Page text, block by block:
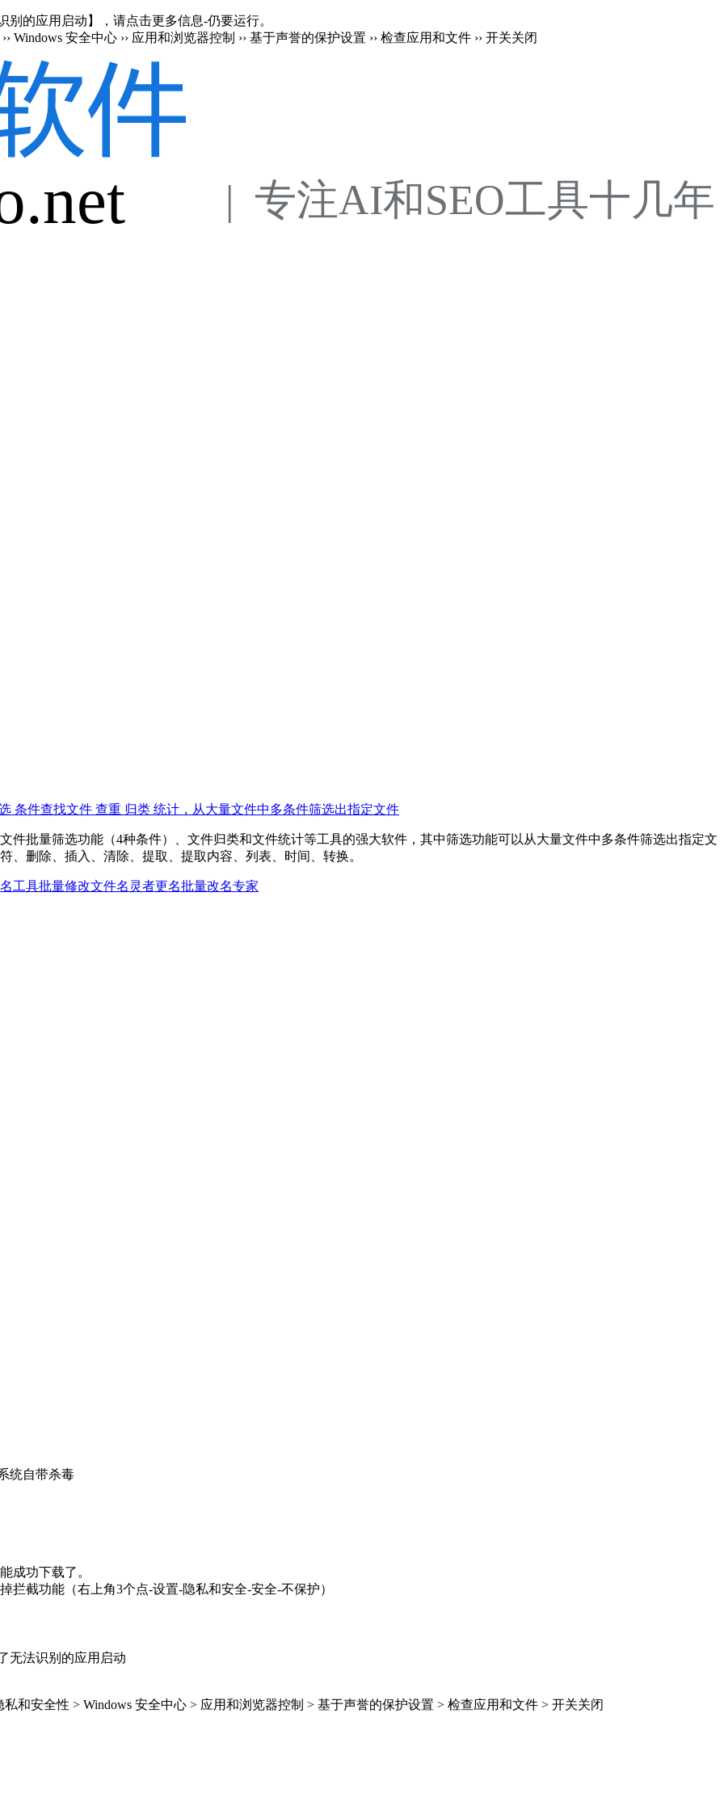
别的应用启动】，请点击更多信息-仍要运行。
Windows 安全中心 ›› 应用和浏览器控制 ›› 基于声誉的保护设置 ›› 检查应用和文件 ›› 开关关闭
|  专注AI和SEO工具十几年
条件查找文件 查重 归类 统计，从大量文件中多条件筛选出指定文件
件批量筛选功能（4种条件）、文件归类和文件统计等工具的强大软件，其中筛选功能可以从大量文件中多条件筛选出指定文
删除、插入、清除、提取、提取内容、列表、时间、转换。
工具批量修改文件名 灵者更名批量改名专家
统自带杀毒
成功下载了。
截功能（右上角3个点-设置-隐私和安全-安全-不保护）
无法识别的应用启动
和安全性 > Windows 安全中心 > 应用和浏览器控制 > 基于声誉的保护设置 > 检查应用和文件 > 开关关闭